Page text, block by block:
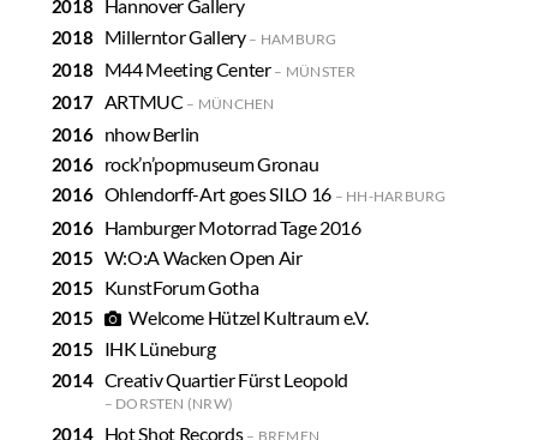
Hannover Gallery
Millerntor Gallery
HAMBURG
M44 Meeting Center MÜNSTER
ARTMUC MÜNCHEN
nhow Berlin
rock’n’popmuseum Gronau
Ohlendorff-Art goes SILO 16
HH-HARBURG
Hamburger Motorrad Tage 2016
W:O:A Wacken Open Air
KunstForum Gotha
Welcome Hützel Kultraum e.V.
IHK Lüneburg
Creativ Quartier Fürst Leopold
DORSTEN (NRW)
Hot Shot Records BREMEN